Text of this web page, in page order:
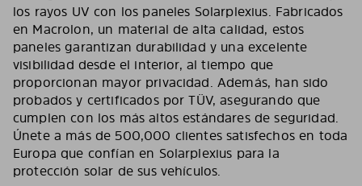
los rayos UV con los paneles Solarplexius. Fabricados
en Macrolon, un material de alta calidad, estos
paneles garantizan durabilidad y una excelente
visibilidad desde el interior, al tiempo que
proporcionan mayor privacidad. Además, han sido
probados y certificados por TÜV, asegurando que
cumplen con los más altos estándares de seguridad.
Únete a más de 500,000 clientes satisfechos en toda
Europa que confían en Solarplexius para la
protección solar de sus vehículos.